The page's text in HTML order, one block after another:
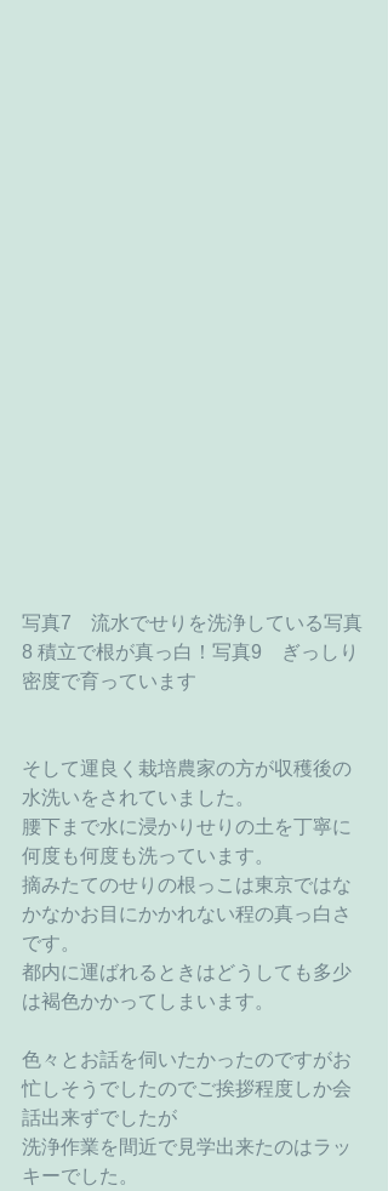
写真7　流水でせりを洗浄している写真
8 積立で根が真っ白！写真9　ぎっしり
密度で育っています
そして運良く栽培農家の方が収穫後の
水洗いをされていました。
腰下まで水に浸かりせりの土を丁寧に
何度も何度も洗っています。
摘みたてのせりの根っこは東京ではな
かなかお目にかかれない程の真っ白さ
です。
都内に運ばれるときはどうしても多少
は褐色かかってしまいます。
色々とお話を伺いたかったのですがお
忙しそうでしたのでご挨拶程度しか会
話出来ずでしたが
洗浄作業を間近で見学出来たのはラッ
キーでした。